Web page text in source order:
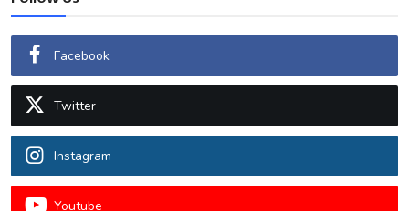
Facebook
Twitter
Instagram
Youtube